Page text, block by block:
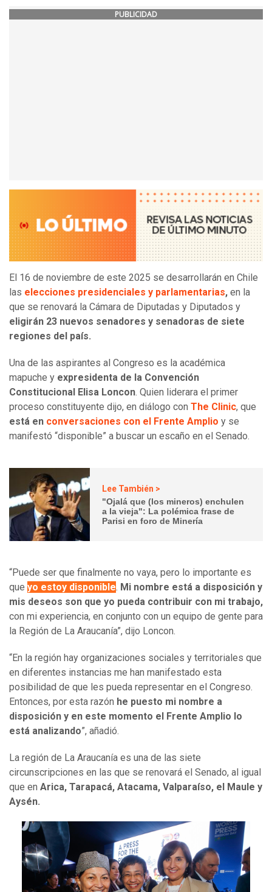
PUBLICIDAD
El 16 de noviembre de este 2025 se desarrollarán en Chile
las elecciones presidenciales y parlamentarias, en la
que se renovará la Cámara de Diputadas y Diputados y
eligirán 23 nuevos senadores y senadoras de siete
regiones del país.
Una de las aspirantes al Congreso es la académica
mapuche y expresidenta de la Convención
Constitucional Elisa Loncon. Quien liderara el primer
proceso constituyente dijo, en diálogo con The Clinic, que
está en conversaciones con el Frente Amplio y se
manifestó “disponible” a buscar un escaño en el Senado.
Lee También >
"Ojalá que (los mineros) enchulen
a la vieja": La polémica frase de
Parisi en foro de Minería
“Puede ser que finalmente no vaya, pero lo importante es
que yo estoy disponible. Mi nombre está a disposición y
mis deseos son que yo pueda contribuir con mi trabajo,
con mi experiencia, en conjunto con un equipo de gente para
la Región de La Araucanía”, dijo Loncon.
“En la región hay organizaciones sociales y territoriales que
en diferentes instancias me han manifestado esta
posibilidad de que les pueda representar en el Congreso.
Entonces, por esta razón he puesto mi nombre a
disposición y en este momento el Frente Amplio lo
está analizando”, añadió.
La región de La Araucanía es una de las siete
circunscripciones en las que se renovará el Senado, al igual
que en Arica, Tarapacá, Atacama, Valparaíso, el Maule y
Aysén.